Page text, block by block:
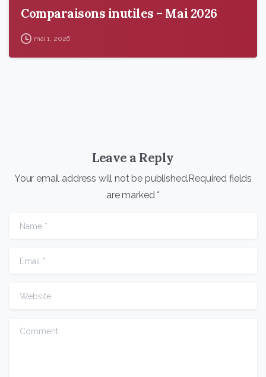
Comparaisons inutiles – Mai 2026
mai 1, 2026
Leave a Reply
Your email address will not be published.Required fields
are marked *
Name
Email
Website
Comment